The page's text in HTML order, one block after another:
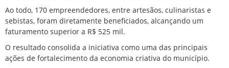
Ao todo, 170 empreendedores, entre artesãos, culinaristas e
sebistas, foram diretamente beneficiados, alcançando um
faturamento superior a R$ 525 mil.
O resultado consolida a iniciativa como uma das principais
ações de fortalecimento da economia criativa do município.